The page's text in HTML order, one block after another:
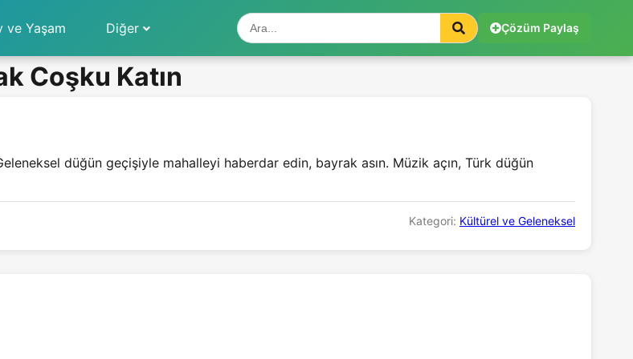
ve Yaşam Diğer Çözüm Paylaş
Coşku Katın
düğün geçişiyle mahalleyi haberdar edin, bayrak asın. Müzik açın, Türk düğün
Kategori: Kültürel ve Geleneksel